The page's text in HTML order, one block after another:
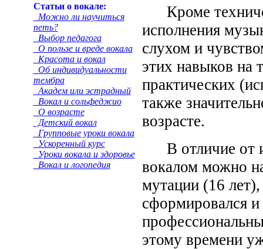
Статьи о вокале:
Можно ли научиться
петь?
Выбор педагога
О пользе и вреде вокала
Красота и вокал
Об индивидуальности
тембра
Академ или эстрадный
Вокал и сольфеджио
О возрасте
Детский вокал
Групповые уроки вокала
Ускоренный курс
Уроки вокала и здоровье
Вокал и логопедия
Кроме
исполнения
слухом и
этих навыков на
практических
также
возрасте.
В отличие от
вокалом можно
мутации (16
сформировался
этому времени